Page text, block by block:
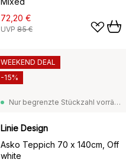
72,20 €
UVP 85 €
Nur begrenzte Stückzahl vorrätig
Linie Design
Asko Teppich 70 x 140cm, Off
white
WEEKEND DEAL
-15%